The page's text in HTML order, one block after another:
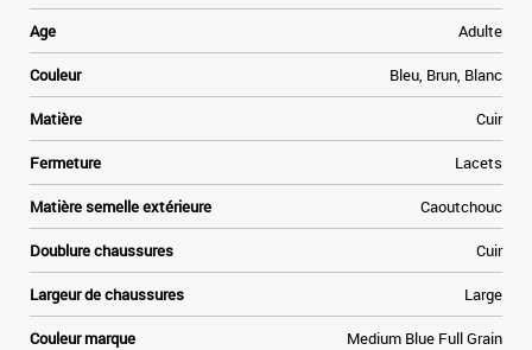
Age Adulte
Couleur Bleu, Brun, Blanc
Matière Cuir
Fermeture Lacets
Matière semelle extérieure Caoutchouc
Doublure chaussures Cuir
Largeur de chaussures Large
Couleur marque Medium Blue Full Grain